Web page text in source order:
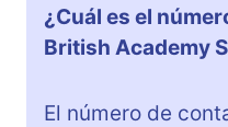
¿Cuál es el
British Academy
El número de